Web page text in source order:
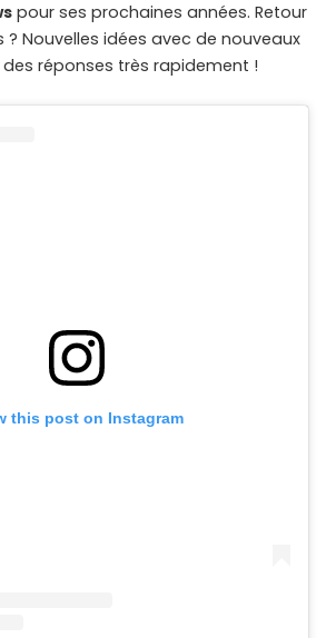
pour ses prochaines années. Retour
? Nouvelles idées avec de nouveaux
des réponses très rapidement !
this post on Instagram